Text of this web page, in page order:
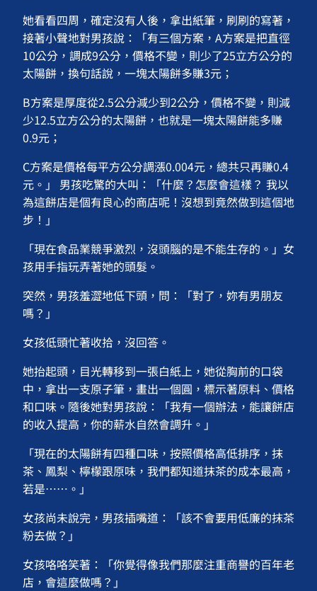
她看看四周，確定沒有人後，拿出紙筆，刷刷的寫著，
接著小聲地對男孩說：「有三個方案，A方案是把直徑
10公分，調成9公分，價格不變，則少了25立方公分的
太陽餅，換句話說，一塊太陽餅多賺3元；
B方案是厚度從2.5公分減少到2公分，價格不變，則減
少12.5立方公分的太陽餅，也就是一塊太陽餅能多賺
0.9元；
C方案是價格每平方公分調漲0.004元，總共只再賺0.4
元。」 男孩吃驚的大叫：「什麼？怎麼會這樣？ 我以
為這餅店是個有良心的商店呢！沒想到竟然做到這個地
步！」
「現在食品業競爭激烈，沒頭腦的是不能生存的。」女
孩用手指玩弄著她的頭髮。
突然，男孩羞澀地低下頭，問：「對了，妳有男朋友
嗎？」
女孩低頭忙著收拾，沒回答。
她抬起頭，目光轉移到一張白紙上，她從胸前的口袋
中，拿出一支原子筆，畫出一個圓，標示著原料、價格
和口味。隨後她對男孩說：「我有一個辦法，能讓餅店
的收入提高，你的薪水自然會調升。」
「現在的太陽餅有四種口味，按照價格高低排序，抹
茶、鳳梨、檸檬跟原味，我們都知道抹茶的成本最高，
若是……。」
女孩尚未說完，男孩插嘴道：「該不會要用低廉的抹茶
粉去做？」
女孩咯咯笑著：「你覺得像我們那麼注重商譽的百年老
店，會這麼做嗎？」